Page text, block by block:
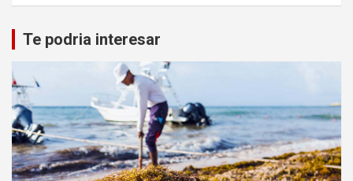
Te podria interesar